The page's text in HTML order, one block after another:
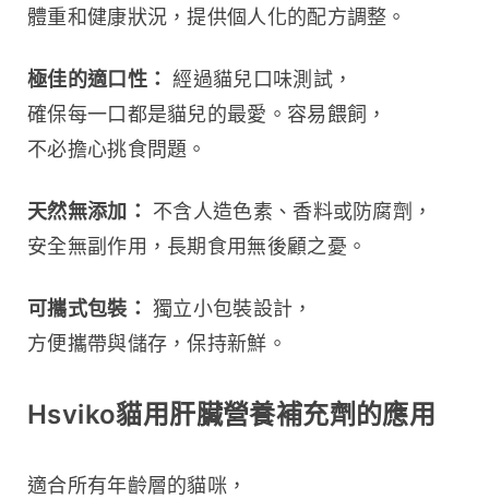
體重和健康狀況，提供個人化的配方調整。
極佳的適口性： 經過貓兒口味測試，
確保每一口都是貓兒的最愛。容易餵飼，
不必擔心挑食問題。
天然無添加：
不含人造色素、香料或防腐劑，
安全無副作用，長期食用無後顧之憂。
可攜式包裝： 獨立小包裝設計，
方便攜帶與儲存，保持新鮮。
Hsviko貓用肝臟營養補充劑的應用
適合所有年齡層的貓咪，